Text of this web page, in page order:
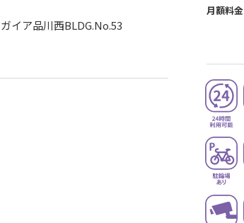
イア品川西BLDG.No.53
月額料金